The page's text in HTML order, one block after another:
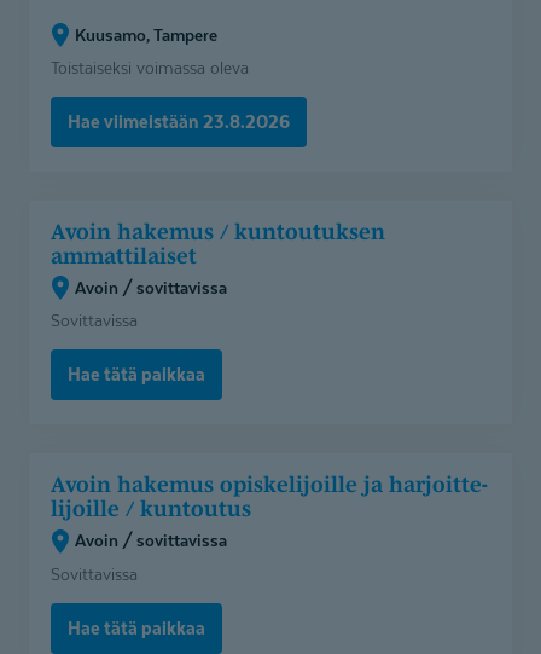
Tampere)
Kuusamo, Tampere
Toistaiseksi voimassa oleva
Hae viimeistään 23.8.2026
hakemus
kuntoutuksen
ammattilaiset
(Avoin
Avoin hakemus / kuntoutuksen
ammattilaiset
Avoin / sovittavissa
Sovittavissa
Hae tätä paikkaa
hakemus
opiskelijoille
harjoittelijoille
kuntoutus
Avoin hakemus opiskelijoille ja harjoitte­
li­joille / kuntoutus
Avoin / sovittavissa
Sovittavissa
Hae tätä paikkaa